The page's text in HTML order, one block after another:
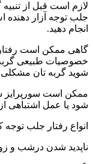
لازم است قبل از
جلب توجه آزار دهنده
انجام دهید.
گاهی ممکن است
خصوصیات طبیعی گربه
شوید گربه تان مشکلی
ممکن است سورپرایز
شود یا عمل اشتباهی
انواع رفتار جلب توجه
ناپدید شدن درشب و